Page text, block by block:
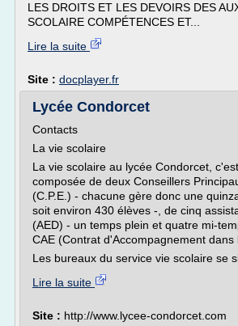
LES DROITS ET LES DEVOIRS DES
SCOLAIRE COMPÉTENCES ET...
Lire la suite
Site : docplayer.fr
Lycée Condorcet
Contacts
La vie scolaire
La vie scolaire au lycée Condorcet,
composée de deux Conseillers
(C.P.E.) - chacune gère donc une
soit environ 430 élèves -, de cinq
(AED) - un temps plein et quatre mi-
CAE (Contrat d'Accompagnement dans
Les bureaux du service vie scolaire se
Lire la suite
Site : http://www.lycee-condorcet.com